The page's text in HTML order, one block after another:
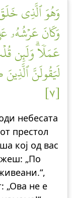
وَهُوَ ٱلَّذِي
وَكَانَ عَرۡشُهُۥ
عَمَلٗاۗ وَلَئِن
لَيَقُولَنَّ
[٧]
небесата
престол
кој од вас
„По
„Ова не е